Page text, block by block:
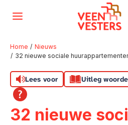
Naar hoofdinhoud
Naar hoofdnavigatiemenu
Naar zoeken
Naar de
Ga naar Hoofd
Home
Nieuws
32 nieuwe sociale
Lees voor Uitleg
32 nieuwe